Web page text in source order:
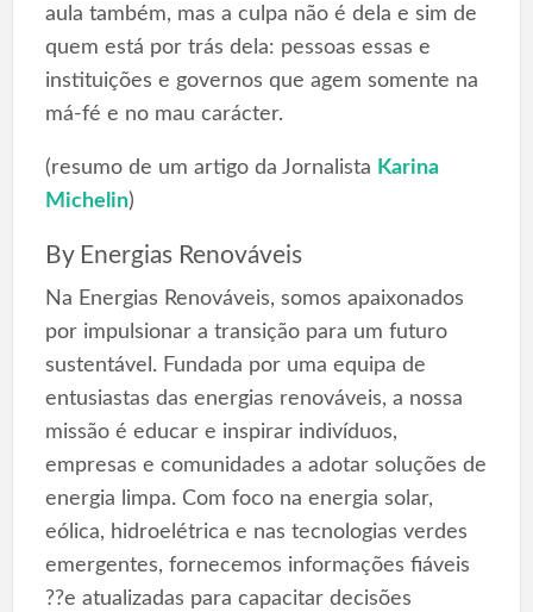
aula também, mas a culpa não é dela e sim de
quem está por trás dela: pessoas essas e
instituições e governos que agem somente na
má-fé e no mau carácter.
(resumo de um artigo da Jornalista Karina
Michelin)
By Energias Renováveis
Na Energias Renováveis, somos apaixonados
por impulsionar a transição para um futuro
sustentável. Fundada por uma equipa de
entusiastas das energias renováveis, a nossa
missão é educar e inspirar indivíduos,
empresas e comunidades a adotar soluções de
energia limpa. Com foco na energia solar,
eólica, hidroelétrica e nas tecnologias verdes
emergentes, fornecemos informações fiáveis
??e atualizadas para capacitar decisões